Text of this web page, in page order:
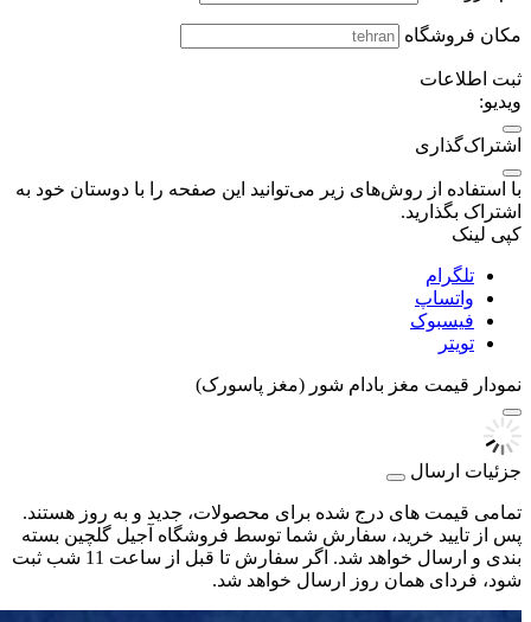
مکان فروشگاه
ثبت اطلاعات
ویدیو:
اشتراک‌گذاری
با استفاده از روش‌های زیر می‌توانید این صفحه را با دوستان خود به
اشتراک بگذارید.
کپی لینک
تلگرام
واتساپ
فیسبوک
تویتر
نمودار قیمت مغز بادام شور (مغز پاسورک)
جزئیات ارسال
تمامی قیمت های درج شده برای محصولات، جدید و به روز هستند.
پس از تایید خرید، سفارش شما توسط فروشگاه آجیل گلچین بسته
بندی و ارسال خواهد شد. اگر سفارش تا قبل از ساعت 11 شب ثبت
شود، فردای همان روز ارسال خواهد شد.